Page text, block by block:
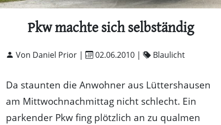
Pkw machte sich selbständig
Von Daniel Prior | 02.06.2010 | Blaulicht
Da staunten die Anwohner aus Lüttershausen
am Mittwochnachmittag nicht schlecht. Ein
parkender Pkw fing plötzlich an zu qualmen